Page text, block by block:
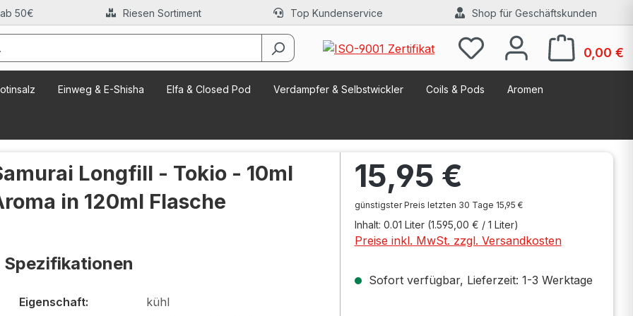
50€ Riesen Sortiment Top Kundenservice Shop für Geschäftskunden
0,00 €
Einweg & E-Shisha Elfa & Closed Pod Verdampfer & Selbstwickler Coils & Pods Aromen
Longfill - Tokio - 10ml
in 120ml Flasche
Spezifikationen
Eigenschaft:
kühl
15,95 €
günstigster Preis letzten 30 Tage 15,95 €
Inhalt: 0.01 Liter (1.595,00 € / 1 Liter)
Preise inkl. MwSt. zzgl. Versandkosten
Sofort verfügbar, Lieferzeit: 1-3 Werktage